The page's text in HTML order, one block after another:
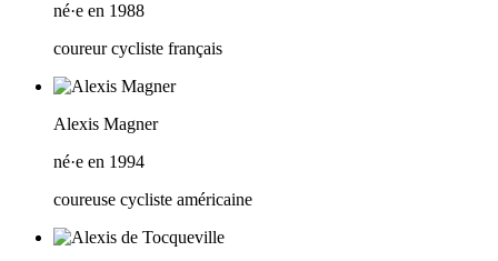
né·e en 1988
coureur cycliste français
Alexis Magner
né·e en 1994
coureuse cycliste américaine